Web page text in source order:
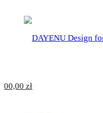
DAYENU
00,00 zł